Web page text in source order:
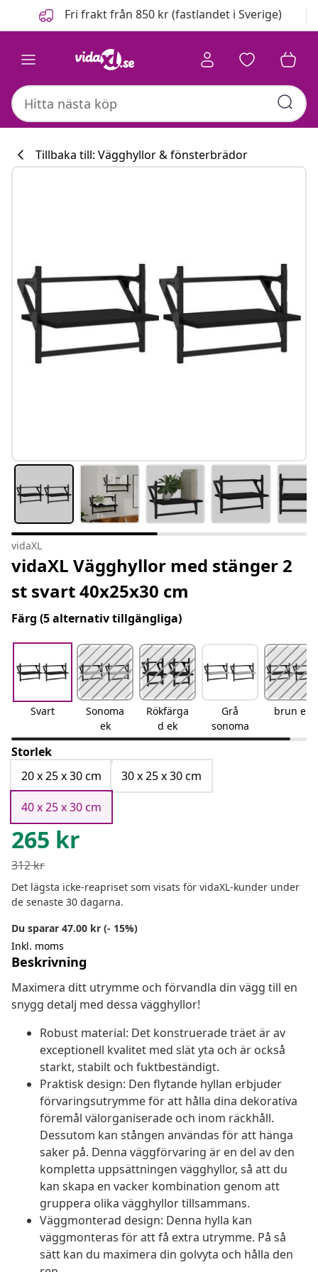
FöregåendeFri frakt från 850 kr (fastlandet i Sverige)
Tillbaka till: Vägghyllor & fönsterbrädor
vidaXL
vidaXL Vägghyllor med stänger 2
st svart 40x25x30 cm
Färg (5 alternativ tillgängliga)
Svart
Sonoma
ek
Rökfärga
d ek
Grå
sonoma
brun ek
Storlek
20 x 25 x 30 cm
30 x 25 x 30 cm
40 x 25 x 30 cm
265 kr
312kr
Det lägsta icke-reapriset som visats för vidaXL-kunder under
de senaste 30 dagarna.
Du sparar 47.00 kr (- 15%)
Inkl. moms
Beskrivning
Maximera ditt utrymme och förvandla din vägg till en
snygg detalj med dessa vägghyllor!
Robust material: Det konstruerade träet är av
exceptionell kvalitet med slät yta och är också
starkt, stabilt och fuktbeständigt.
Praktisk design: Den flytande hyllan erbjuder
förvaringsutrymme för att hålla dina dekorativa
föremål välorganiserade och inom räckhåll.
Dessutom kan stången användas för att hänga
saker på. Denna väggförvaring är en del av den
kompletta uppsättningen vägghyllor, så att du
kan skapa en vacker kombination genom att
gruppera olika vägghyllor tillsammans.
Väggmonterad design: Denna hylla kan
väggmonteras för att få extra utrymme. På så
sätt kan du maximera din golvyta och hålla den